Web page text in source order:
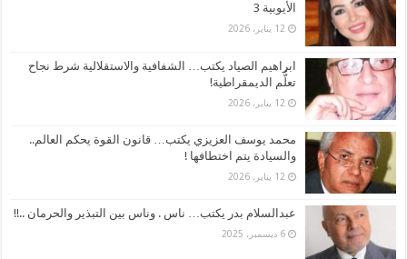
الأيوبية 3
12 يناير، 2026
ابراهيم الصياد يكتب… الشفافية والاستقلالية شرط نجاح
تعلُّم الديمقراطية!
12 يناير، 2026
محمد يوسف العزيزي يكتب… قانون القوة يحكم العالم..
والسيادة يتم اختطافها !
12 يناير، 2026
عبدالسلام بدر يكتب… ناس . وناس بين التبذير والحرمان ..!!
6 ديسمبر، 2025